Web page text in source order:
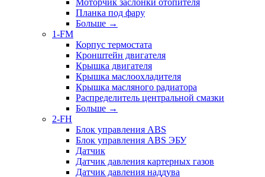
Моторчик заслонки отопителя
Планка под фару
Больше →
1-FM
Корпус термостата
Кронштейн двигателя
Крышка двигателя
Крышка маслоохладителя
Крышка масляного радиатора
Распределитель центральной смазки
Больше →
2-FH
Блок управления ABS
Блок управления ABS ЭБУ
Датчик
Датчик давления картерных газов
Датчик давления наддува